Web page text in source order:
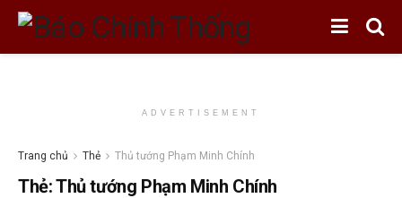
ADVERTISEMENT
Trang chủ Thẻ Thủ tướng Phạm Minh Chính
Thẻ:Thủ tướng Phạm Minh Chính